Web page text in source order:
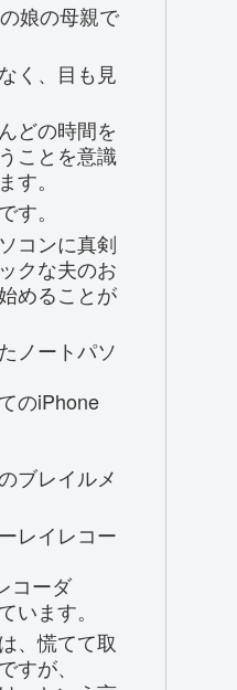
娘の母親で
く、目も見
どの時間を
ことを意識
す。
す。
コンに真剣
クな夫のお
めることが
ノートパソ
のiPhone
ブレイルメ
レイレコー
コーダ
います。
、慌てて取
すが、